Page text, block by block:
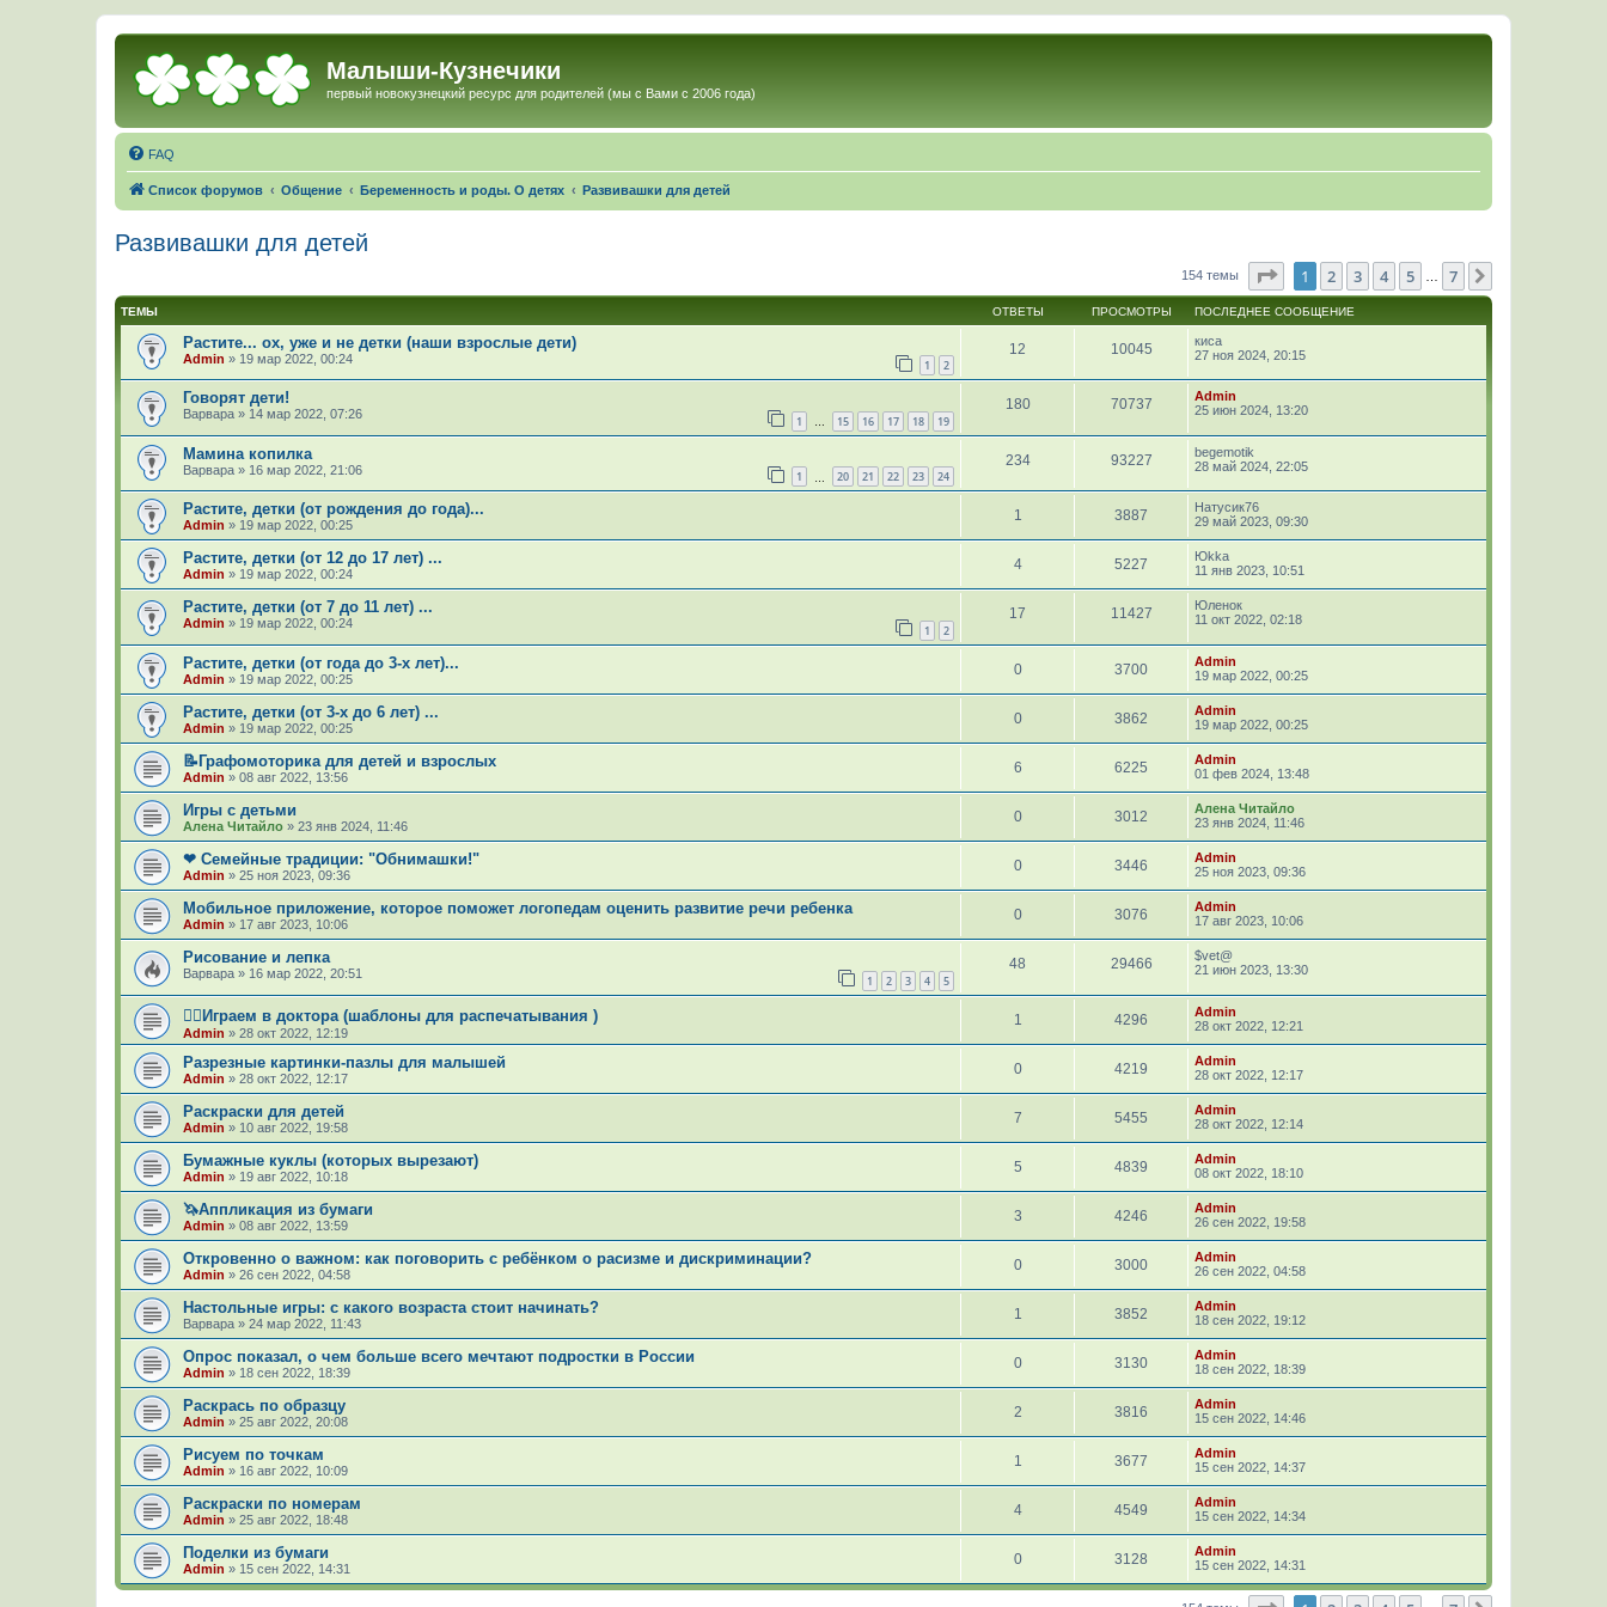
Малыши-Кузнечики
первый новокузнецкий ресурс для родителей (мы с Вами с 2006 года)
FAQ
Список форумов Общение Беременность и роды. О детях Развивашки для детей
Развивашки для детей
154 темы Страница1 из
1 2 3 4 5 7
ТЕМЫ ОТВЕТЫ ПРОСМОТРЫ ПОСЛЕДНЕЕ СООБЩЕНИЕ
Растите... ох, уже и не детки (наши взрослые дети)
Admin » 19 мар 2022, 00:24 1 2
12 10045
киса
27 ноя 2024, 20:15
Говорят дети!
Варвара » 14 мар 2022, 07:26 1 … 15 16 17 18 19
180 70737
Admin
25 июн 2024, 13:20
Мамина копилка
Варвара » 16 мар 2022, 21:06 1 20 21 22 23 24
234 93227
begemotik
28 май 2024, 22:05
Растите, детки (от рождения до года)...
Admin » 19 мар 2022, 00:25
1 3887
Натусик76
29 май 2023, 09:30
Растите, детки (от 12 до 17 лет) ...
Admin » 19 мар 2022, 00:24
4 5227
Юkka
11 янв 2023, 10:51
Растите, детки (от 7 до 11 лет) ...
Admin » 19 мар 2022, 00:24 1 2
17 11427
Юленок
11 окт 2022, 02:18
Растите, детки (от года до 3-х лет)...
Admin » 19 мар 2022, 00:25
0 3700
Admin
19 мар 2022, 00:25
Растите, детки (от 3-х до 6 лет) ...
Admin » 19 мар 2022, 00:25
0 3862
Admin
19 мар 2022, 00:25
📝Графомоторика для детей и взрослых
Admin » 08 авг 2022, 13:56
6 6225
Admin
01 фев 2024, 13:48
Игры с детьми
Алена Читайло » 23 янв 2024, 11:46
0 3012
Алена Читайло
23 янв 2024, 11:46
❤ Семейные традиции: "Обнимашки!"
Admin » 25 ноя 2023, 09:36
0 3446
Admin
25 ноя 2023, 09:36
Мобильное приложение, которое поможет логопедам оценить развитие речи ребенка
Admin » 17 авг 2023, 10:06
0 3076
Admin
17 авг 2023, 10:06
Рисование и лепка
Варвара » 16 мар 2022, 20:51 1 2 3 4 5
48 29466
$vet@
21 июн 2023, 13:30
👨‍⚕Играем в доктора (шаблоны для распечатывания )
Admin » 28 окт 2022, 12:19
1 4296
Admin
28 окт 2022, 12:21
Разрезные картинки-пазлы для малышей
Admin » 28 окт 2022, 12:17
0 4219
Admin
28 окт 2022, 12:17
Раскраски для детей
Admin » 10 авг 2022, 19:58
7 5455
Admin
28 окт 2022, 12:14
Бумажные куклы (которых вырезают)
Admin » 19 авг 2022, 10:18
5 4839
Admin
08 окт 2022, 18:10
🦄Аппликация из бумаги
Admin » 08 авг 2022, 13:59
3 4246
Admin
26 сен 2022, 19:58
Откровенно о важном: как поговорить с ребёнком о расизме и дискриминации?
Admin » 26 сен 2022, 04:58
0 3000
Admin
26 сен 2022, 04:58
Настольные игры: с какого возраста стоит начинать?
Варвара » 24 мар 2022, 11:43
1 3852
Admin
18 сен 2022, 19:12
Опрос показал, о чем больше всего мечтают подростки в России
Admin » 18 сен 2022, 18:39
0 3130
Admin
18 сен 2022, 18:39
Раскрась по образцу
Admin » 25 авг 2022, 20:08
2 3816
Admin
15 сен 2022, 14:46
Рисуем по точкам
Admin » 16 авг 2022, 10:09
1 3677
Admin
15 сен 2022, 14:37
Раскраски по номерам
Admin » 25 авг 2022, 18:48
4 4549
Admin
15 сен 2022, 14:34
Поделки из бумаги
Admin » 15 сен 2022, 14:31
0 3128
Admin
15 сен 2022, 14:31